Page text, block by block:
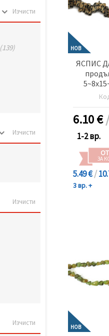
Изчисти
(139)
Изчисти
Изчисти
Изчисти
НОВ
ЯСПИС
6.10€
1-2 вр.
ЗА
5.49 €/
3 вр. +
НОВ